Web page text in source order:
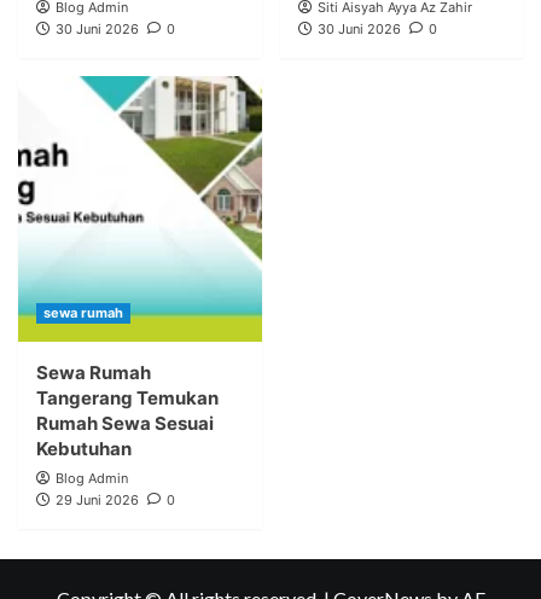
Blog Admin
30 Juni 2026
0
Siti Aisyah Ayya Az Zahir
30 Juni 2026
0
sewa rumah
Sewa Rumah
Tangerang Temukan
Rumah Sewa Sesuai
Kebutuhan
Blog Admin
29 Juni 2026
0